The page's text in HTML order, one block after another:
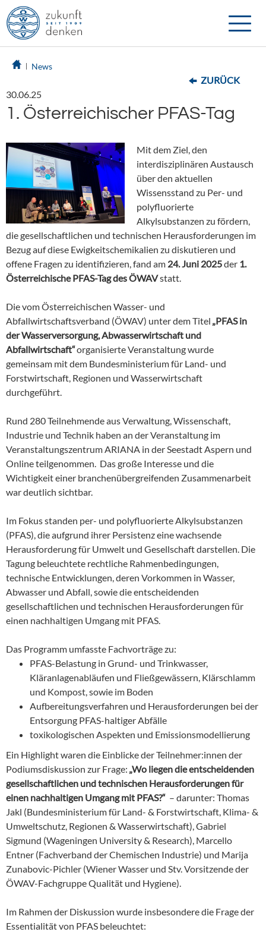
Toggle
News
ZURÜCK
30.06.25
1. Österreichischer PFAS-Tag
Mit dem Ziel, den
interdisziplinären Austausch
über den aktuellen
Wissensstand zu Per- und
polyfluorierte
Alkylsubstanzen zu fördern,
die gesellschaftlichen und technischen Herausforderungen im
Bezug auf diese Ewigkeitschemikalien zu diskutieren und
offene Fragen zu identifizieren, fand am 24. Juni 2025der 1.
Österreichische PFAS-Tag des ÖWAVstatt.
Die vom Österreichischen Wasser- und
Abfallwirtschaftsverband (ÖWAV) unter dem Titel „PFAS in
der Wasserversorgung, Abwasserwirtschaft und
Abfallwirtschaft“organisierte Veranstaltung wurde
gemeinsam mit dem Bundesministerium für Land- und
Forstwirtschaft, Regionen und Wasserwirtschaft
durchgeführt.
Rund 280 Teilnehmende aus Verwaltung, Wissenschaft,
Industrie und Technik haben an der Veranstaltung im
Veranstaltungszentrum ARIANA in der Seestadt Aspern und
Online teilgenommen. Das große Interesse und die
Wichtigkeit einer branchenübergreifenden Zusammenarbeit
war deutlich sichtbar.
Im Fokus standen per- und polyfluorierte Alkylsubstanzen
(PFAS), die aufgrund ihrer Persistenz eine wachsende
Herausforderung für Umwelt und Gesellschaft darstellen. Die
Tagung beleuchtete rechtliche Rahmenbedingungen,
technische Entwicklungen, deren Vorkommen in Wasser,
Abwasser und Abfall, sowie die entscheidenden
gesellschaftlichen und technischen Herausforderungen für
einen nachhaltigen Umgang mit PFAS.
Das Programm umfasste Fachvorträge zu:
PFAS-Belastung in Grund- und Trinkwasser,
Kläranlagenabläufen und Fließgewässern, Klärschlamm
und Kompost, sowie im Boden
Aufbereitungsverfahren und Herausforderungen bei der
Entsorgung PFAS-haltiger Abfälle
toxikologischen Aspekten und Emissionsmodellierung
Ein Highlight waren die Einblicke der Teilnehmer:innen der
Podiumsdiskussion zur Frage: „Wo liegen die entscheidenden
gesellschaftlichen und technischen Herausforderungen für
einen nachhaltigen Umgang mit PFAS?“ – darunter: Thomas
Jakl (Bundesministerium für Land- & Forstwirtschaft, Klima- &
Umweltschutz, Regionen & Wasserwirtschaft), Gabriel
Sigmund (Wageningen University & Research), Marcello
Entner (Fachverband der Chemischen Industrie) und Marija
Zunabovic-Pichler (Wiener Wasser und Stv. Vorsitzende der
ÖWAV-Fachgruppe Qualität und Hygiene).
Im Rahmen der Diskussion wurde insbesondere die Frage der
Essentialität von PFAS beleuchtet: